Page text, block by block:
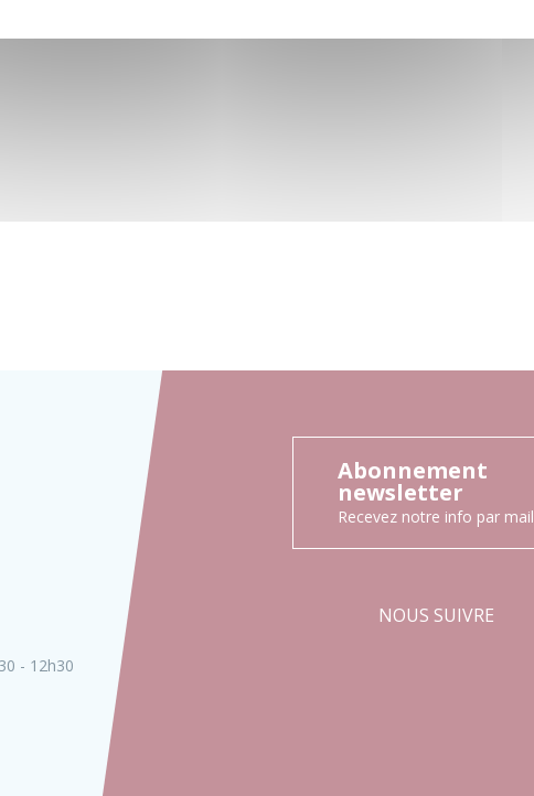
- 12h30
Abonnement
newsletter
Recevez notre info par mail
NOUS SUIVRE